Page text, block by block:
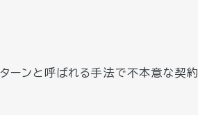
ーンと呼ばれる手法で不本意な契約